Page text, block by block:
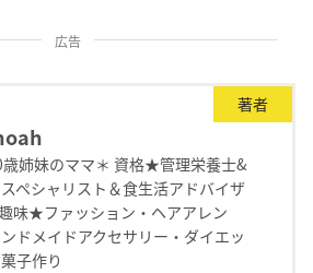
広告
著者
姉妹のママ＊ 資格★管理栄養士&
ペシャリスト＆食生活アドバイザ
味★ファッション・ヘアアレン
ドメイドアクセサリー・ダイエッ
子作り